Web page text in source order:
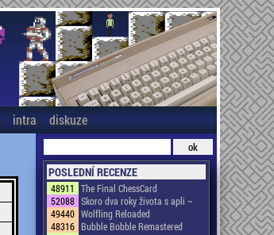
intra diskuze
POSLEDNÍ RECENZE
48911
The Final ChessCard
52088 Skoro dva roky života s apli ~
49440 Wolfling Reloaded
48316 Bubble Bobble Remastered